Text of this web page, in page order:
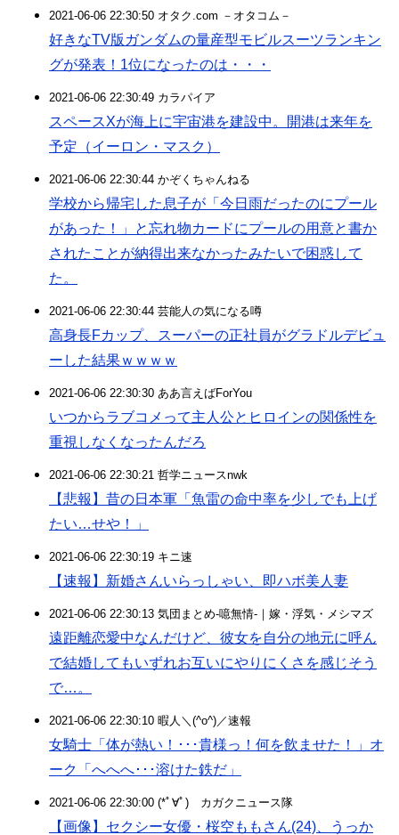
2021-06-06 22:30:50 オタク.com －オタコム－
好きなTV版ガンダムの量産型モビルスーツランキン
グが発表！1位になったのは・・・
2021-06-06 22:30:49 カラパイア
スペースXが海上に宇宙港を建設中。開港は来年を
予定（イーロン・マスク）
2021-06-06 22:30:44 かぞくちゃんねる
学校から帰宅した息子が「今日雨だったのにプール
があった！」と忘れ物カードにプールの用意と書か
されたことが納得出来なかったみたいで困惑して
た。
2021-06-06 22:30:44 芸能人の気になる噂
高身長Fカップ、スーパーの正社員がグラドルデビュ
ーした結果ｗｗｗｗ
2021-06-06 22:30:30 ああ言えばForYou
いつからラブコメって主人公とヒロインの関係性を
重視しなくなったんだろ
2021-06-06 22:30:21 哲学ニュースnwk
【悲報】昔の日本軍「魚雷の命中率を少しでも上げ
たい…せや！」
2021-06-06 22:30:19 キニ速
【速報】新婚さんいらっしゃい、即ハボ美人妻
2021-06-06 22:30:13 気団まとめ-噫無情-｜嫁・浮気・メシマズ
遠距離恋愛中なんだけど、彼女を自分の地元に呼ん
で結婚してもいずれお互いにやりにくさを感じそう
で…。
2021-06-06 22:30:10 暇人＼(^o^)／速報
女騎士「体が熱い！･･･貴様っ！何を飲ませた！」オ
ーク「へへへ･･･溶けた鉄だ」
2021-06-06 22:30:00 (*ﾟ∀ﾟ)ゞカガクニュース隊
【画像】セクシー女優・桜空ももさん(24)、うっか